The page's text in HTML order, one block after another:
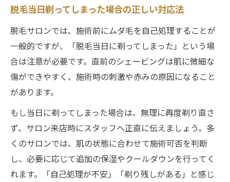
脱毛当日剃ってしまった場合の正しい対応法
脱毛サロンでは、施術前にムダ毛を自己処理することが
一般的ですが、「脱毛当日に剃ってしまった」という場
合は注意が必要です。直前のシェービングは肌に微細な
傷ができやすく、施術時の刺激や赤みの原因になること
があります。
もし当日に剃ってしまった場合は、無理に再度剃り直さ
ず、サロン来店時にスタッフへ正直に伝えましょう。多
くのサロンでは、肌の状態に合わせて施術可否を判断
し、必要に応じて追加の保湿やクールダウンを行ってく
れます。「自己処理が不安」「剃り残しがある」と感じ